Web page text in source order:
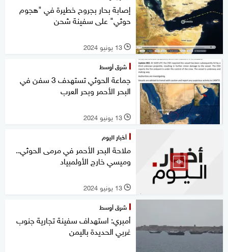
إصابة بحار بجروح خطيرة في "هجوم
حوثي" على سفينة شحن
l 13 يونيو 2024
شرق أوسط
جماعة الحوثي تستهدف 3 سفن في
البحر الأحمر وبحر العرب
l 13 يونيو 2024
أخبار اليوم
ملاحة البحر الأحمر في مرمى الحوثي..
وميسي خارج الأولمبياد
l 13 يونيو 2024
شرق أوسط
أمبري: استهداف سفينة تجارية جنوب
غربي الحديدة باليمن